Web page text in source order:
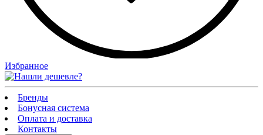
Избранное
Бренды
Бонусная система
Оплата и доставка
Контакты